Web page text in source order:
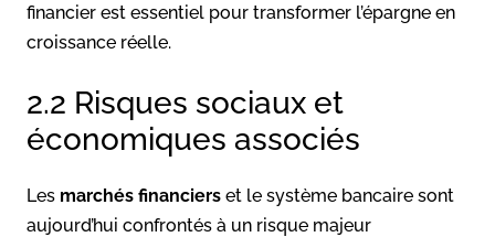
financier est essentiel pour transformer l’épargne en
croissance réelle.
2.2 Risques sociaux et
économiques associés
Les marchés financiers et le système bancaire sont
aujourd’hui confrontés à un risque majeur